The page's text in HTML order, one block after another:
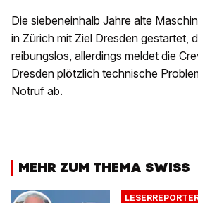
Die siebeneinhalb Jahre alte
in Zürich mit Ziel Dresden gestartet,
reibungslos, allerdings meldet die
Dresden plötzlich technische
Notruf ab.
MEHR ZUM THEMA SWISS